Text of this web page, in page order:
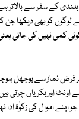
بلندی کے سفر سے
کو بھی دیکھا جن
کمی نہیں کی جاتی
فرض نماز سے بوجھل
اور بکریاں چرتی
اموال کی زکوٰۃ ادا